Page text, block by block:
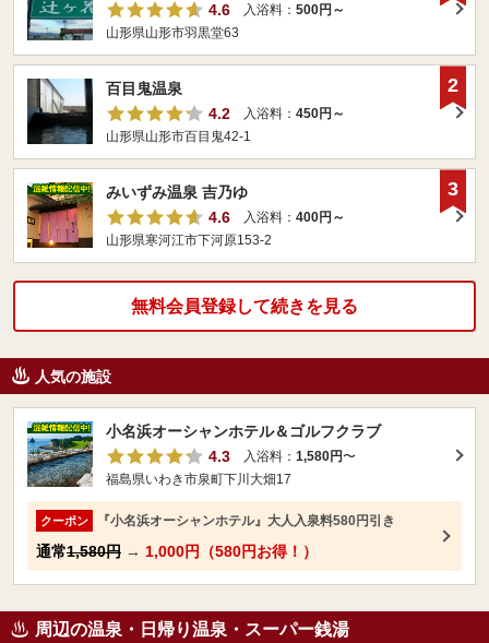
4.6
入浴料： 500円～
山形県山形市羽黒堂63
百目鬼温泉
4.2
入浴料： 450円～
山形県山形市百目鬼42-1
2
みいずみ温泉 吉乃ゆ
4.6
入浴料： 400円～
山形県寒河江市下河原153-2
3
無料会員登録して続きを見る
人気の施設
小名浜オーシャンホテル＆ゴルフクラブ
4.3
入浴料： 1,580円〜
福島県いわき市泉町下川大畑17
クーポン 『小名浜オーシャンホテル』大人入泉料580円引き
通常1,580円 → 1,000円（580円お得！）
周辺の温泉・日帰り温泉・スーパー銭湯